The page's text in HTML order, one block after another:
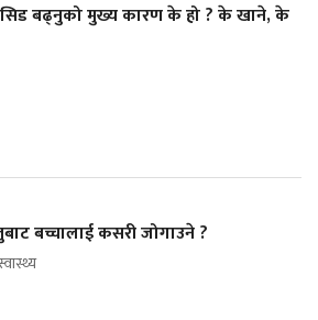
बढ्नुको मुख्य कारण के हो ? के खाने, के
बच्चालाई कसरी जोगाउने ?